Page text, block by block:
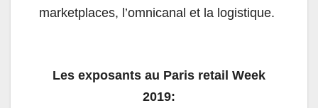
marketplaces, l’omnicanal et la logistique.
Les exposants au Paris retail Week
2019: